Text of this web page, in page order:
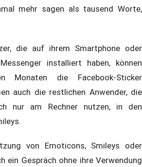
mehr sagen als tausend Worte,
die auf ihrem Smartphone oder
installiert haben, können
Monaten die Facebook-Sticker
auch die restlichen Anwender, die
nur am Rechner nutzen, in den
von Emoticons, Smileys oder
ein Gespräch ohne ihre Verwendung